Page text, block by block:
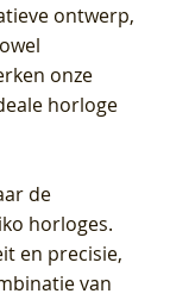
ontwerp,
onze
horloge
de
horloges.
en precisie,
van